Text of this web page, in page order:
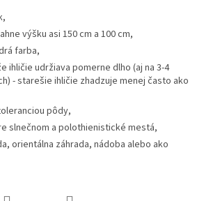
výšku asi 150 cm a 100 cm,
farba,
ihličie udržiava pomerne dlho (aj na 3-4
- starešie ihličie zhadzuje menej často ako
pôdy,
slnečnom a polothienistické mestá,
orientálna záhrada, nádoba alebo ako